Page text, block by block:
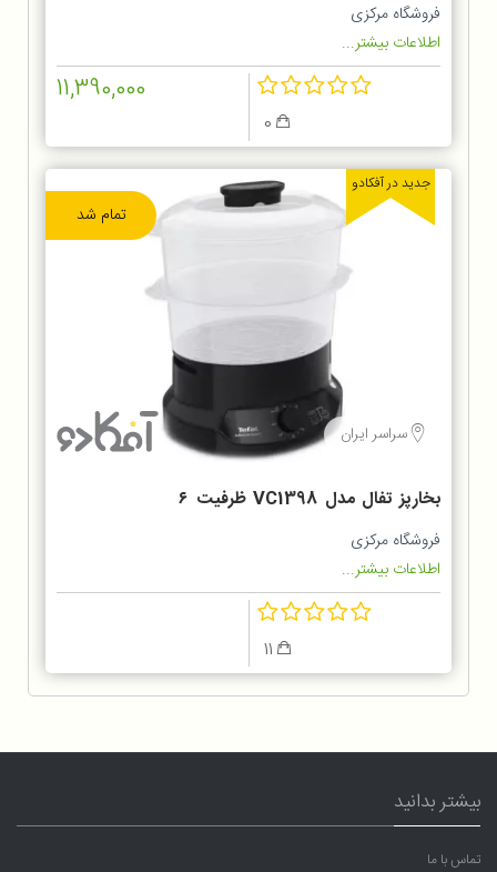
فروشگاه مرکزی
اطلاعات بیشتر...
11,390,000
تمام شد
جدید در آفکادو
سراسر ایران
بخارپز تفال مدل VC1398 ظرفیت ۶
لیتر
فروشگاه مرکزی
اطلاعات بیشتر...
بیشتر بدانید
تماس با ما